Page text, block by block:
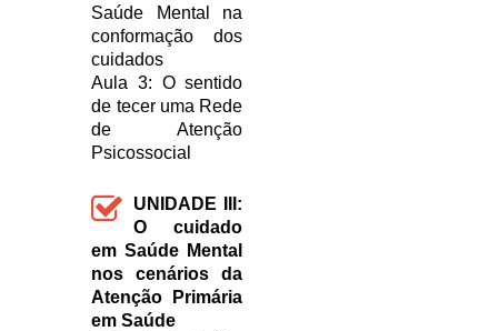
Saúde Mental na
conformação dos
cuidados
Aula 3: O sentido
de tecer uma Rede
de Atenção
Psicossocial
UNIDADE III:
O cuidado
em Saúde Mental
nos cenários da
Atenção Primária
em Saúde